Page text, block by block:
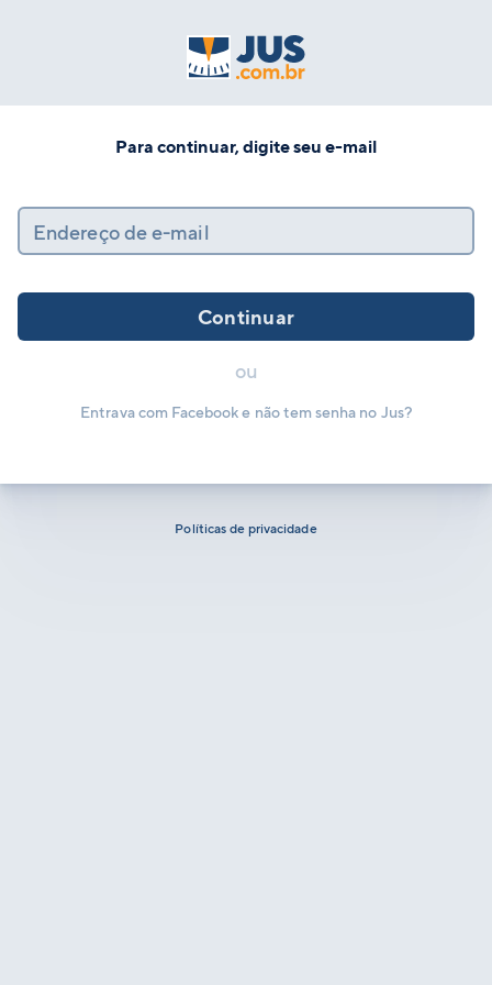
Para continuar, digite seu e-mail
Endereço de e-mail
Continuar
ou
Entrava com Facebook e não tem senha no Jus?
Políticas de privacidade